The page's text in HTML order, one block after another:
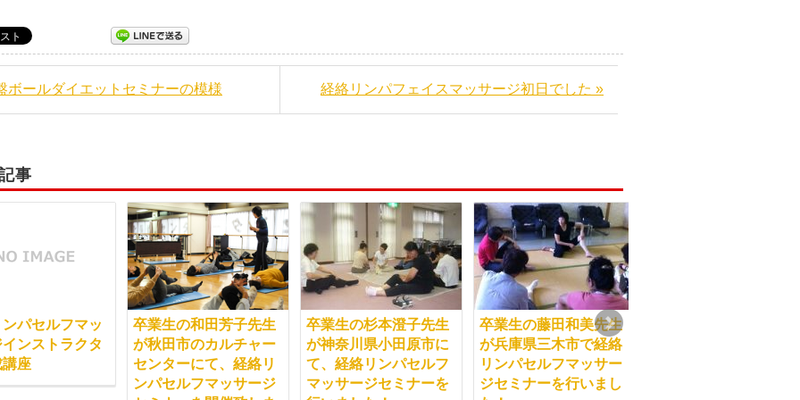
ボールダイエットセミナーの模様 経絡リンパフェイスマッサージ初日でした »
事
パセルフマッ
ンストラクタ
座
卒業生の和田芳子先生
が秋田市のカルチャー
センターにて、経絡リ
ンパセルフマッサージ
卒業生の杉本澄子先生
が神奈川県小田原市に
て、経絡リンパセルフ
マッサージセミナーを
卒業生の藤田和美先生
が兵庫県三木市で経絡
リンパセルフマッサー
ジセミナーを行いまし